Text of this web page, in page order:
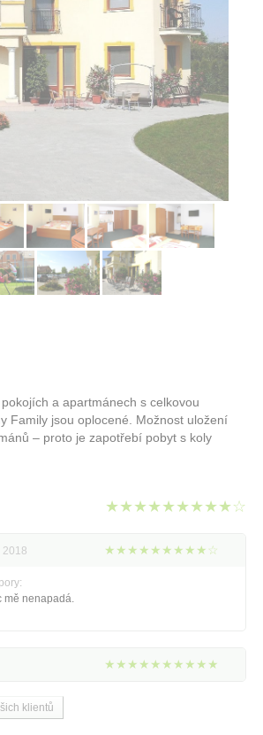
a apartmánech s celkovou
Family jsou oplocené. Možnost uložení
– proto je zapotřebí pobyt s koly
★★★★★★★★★☆
2018 ★★★★★★★★★☆
mě nenapadá.
★★★★★★★★★★
klientů